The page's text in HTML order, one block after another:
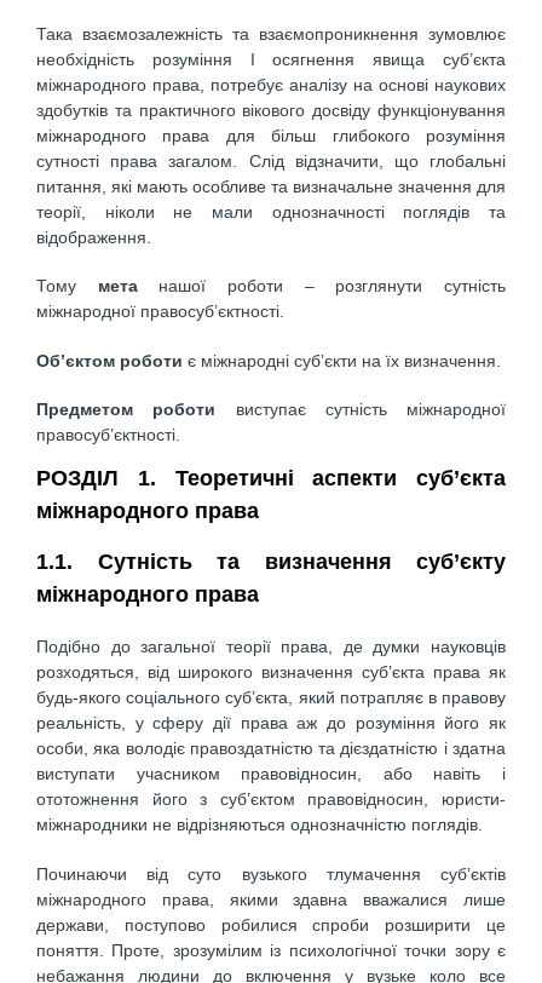
Така взаємозалежність та взаємопроникнення зумовлює
необхідність розуміння І осягнення явища суб’єкта
міжнародного права, потребує аналізу на основі наукових
здобутків та практичного вікового досвіду функціонування
міжнародного права для більш глибокого розуміння
сутності права загалом. Слід відзначити, що глобальні
питання, які мають особливе та визначальне значення для
теорії, ніколи не мали однозначності поглядів та
відображення.
Тому метанашої роботи – розглянути сутність
міжнародної правосуб’єктності.
Об’єктом роботи є міжнародні суб’єкти на їх визначення.
Предметом роботи виступає сутність міжнародної
правосуб’єктності.
РОЗДІЛ 1. Теоретичні аспекти суб’єкта
міжнародного права
1.1. Сутність та визначення суб’єкту
міжнародного права
Подібно до загальної теорії права, де думки науковців
розходяться, від широкого визначення суб’єкта права як
будь-якого соціального суб’єкта, який потрапляє в правову
реальність, у сферу дії права аж до розуміння його як
особи, яка володіє правоздатністю та дієздатністю і здатна
виступати учасником правовідносин, або навіть і
ототожнення його з суб’єктом правовідносин, юристи-
міжнародники не відрізняються однозначністю поглядів.
Починаючи від суто вузького тлумачення суб’єктів
міжнародного права, якими здавна вважалися лише
держави, поступово робилися спроби розширити це
поняття. Проте, зрозумілим із психологічної точки зору є
небажання людини до включення у вузьке коло все